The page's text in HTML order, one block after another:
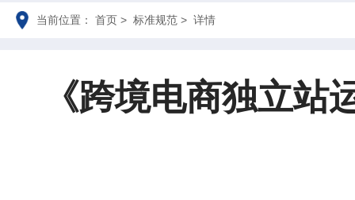
当前位置： 首页 > 标准规范 > 详情
《跨境电商独立